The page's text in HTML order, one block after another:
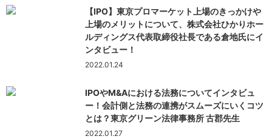
【IPO】東京プロマーケット上場のきっかけや
上場のメリットについて、株式会社ひかりホー
ルディングス代表取締役社長である倉地氏にイ
ンタビュー！
2022.01.24
IPOやM&Aにおける法務についてインタビュ
ー！会計側と法務の連携がスムーズにいくコツ
とは？東京グリーン法律事務所 古郡先生
2022.01.27